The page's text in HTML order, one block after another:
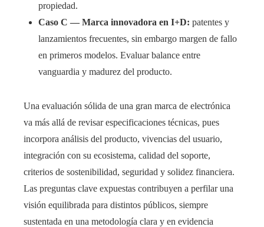
propiedad.
Caso C — Marca innovadora en I+D: patentes y
lanzamientos frecuentes, sin embargo margen de fallo
en primeros modelos. Evaluar balance entre
vanguardia y madurez del producto.
Una evaluación sólida de una gran marca de electrónica
va más allá de revisar especificaciones técnicas, pues
incorpora análisis del producto, vivencias del usuario,
integración con su ecosistema, calidad del soporte,
criterios de sostenibilidad, seguridad y solidez financiera.
Las preguntas clave expuestas contribuyen a perfilar una
visión equilibrada para distintos públicos, siempre
sustentada en una metodología clara y en evidencia